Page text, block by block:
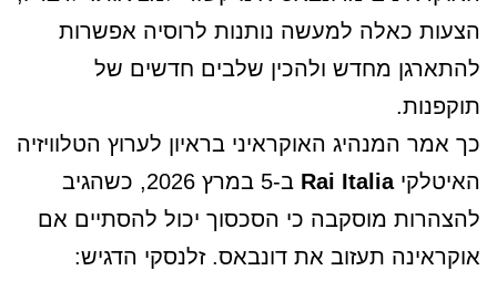
הצעות כאלה למעשה נותנות לרוסיה אפשרות
להתארגן מחדש ולהכין שלבים חדשים של
תוקפנות.
כך אמר המנהיג האוקראיני בראיון לערוץ הטלוויזיה
האיטלקיRai Italia
ב-5 במרץ 2026, כשהגיב
להצהרות מוסקבה כי הסכסוך יכול להסתיים אם
אוקראינה תעזוב את דונבאס. זלנסקי הדגיש: